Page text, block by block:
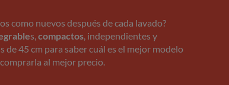
como nuevos después de cada lavado?
s,compactos, independientes y
45 cm para saber cuál es el mejor modelo
al mejor precio.